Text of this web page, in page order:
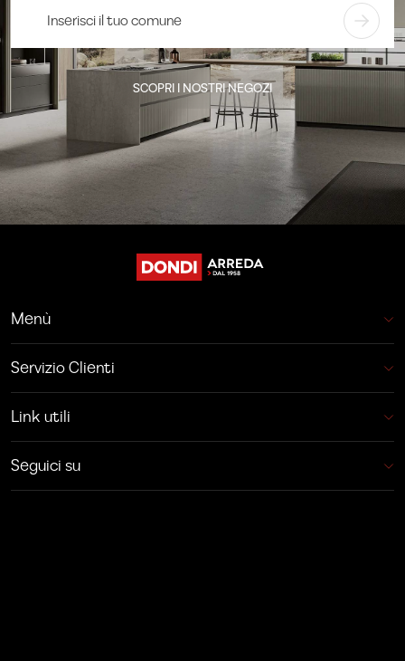
SCOPRI I NOSTRI NEGOZI
Menù
Servizio Clienti
Link utili
Seguici su